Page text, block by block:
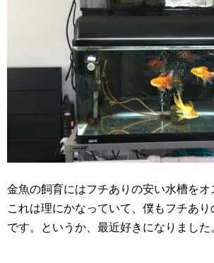
金魚の飼育にはフチありの安い水槽をオ
これは理にかなっていて、僕もフチあり
です。というか、最近好きになりました